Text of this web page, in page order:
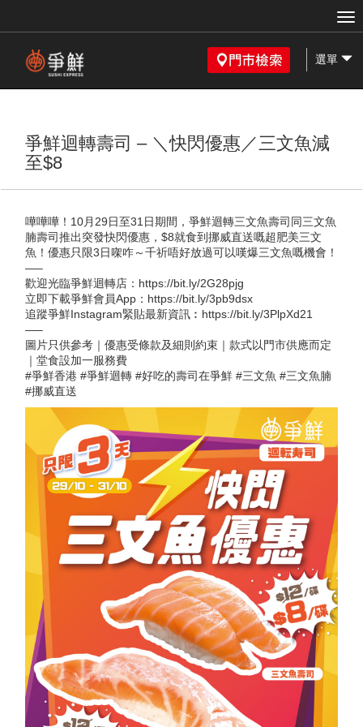
選單
爭鮮迴轉壽司 – ＼快閃優惠／三文魚減
至$8
嘩嘩嘩！10月29日至31日期間，爭鮮迴轉三文魚壽司同三文魚
腩壽司推出突發快閃優惠，$8就食到挪威直送嘅超肥美三文
魚！優惠只限3日㗎咋～千祈唔好放過可以嘆爆三文魚嘅機會！
—–
歡迎光臨爭鮮迴轉店：https://bit.ly/2G28pjg
立即下載爭鮮會員App：https://bit.ly/3pb9dsx
追蹤爭鮮Instagram緊貼最新資訊︰https://bit.ly/3PlpXd21
—–
圖片只供參考｜優惠受條款及細則約束｜款式以門市供應而定
｜堂食設加一服務費
#爭鮮香港 #爭鮮迴轉 #好吃的壽司在爭鮮 #三文魚 #三文魚腩
#挪威直送